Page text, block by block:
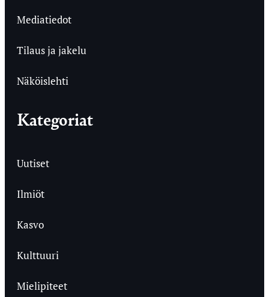
Mediatiedot
Tilaus ja jakelu
Näköislehti
Kategoriat
Uutiset
Ilmiöt
Kasvo
Kulttuuri
Mielipiteet